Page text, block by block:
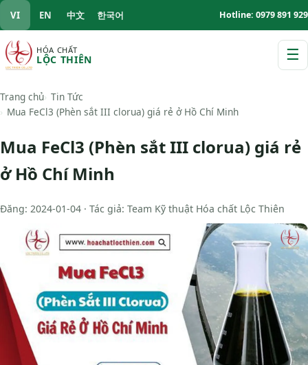
VI EN 中文 한국어 Hotline: 0979 891 929
HÓA CHẤT
LỘC THIÊN ☰
Trang chủ Tin Tức
Mua FeCl3 (Phèn sắt III clorua) giá rẻ ở Hồ Chí Minh
Mua FeCl3 (Phèn sắt III clorua) giá rẻ
ở Hồ Chí Minh
Đăng: 2024-01-04 · Tác giả: Team Kỹ thuật Hóa chất Lộc Thiên